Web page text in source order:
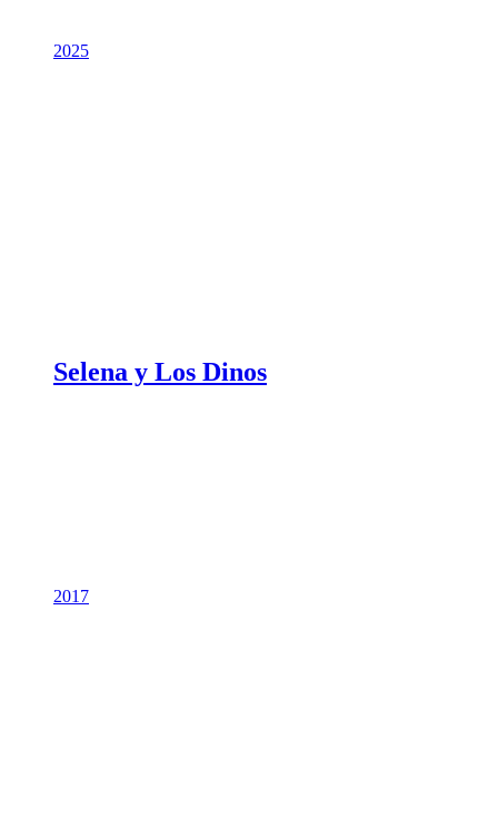
2025
Selena y Los Dinos
2017